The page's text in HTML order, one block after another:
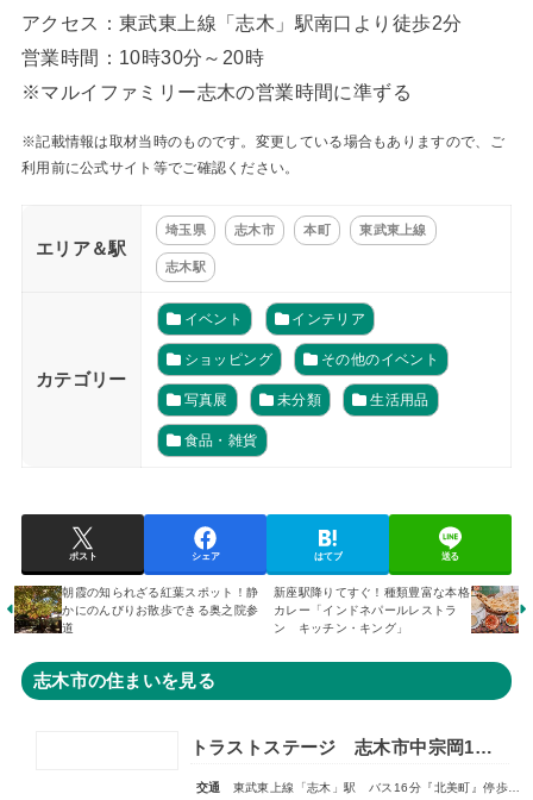
アクセス：東武東上線「志木」駅南口より徒歩2分
営業時間：10時30分～20時
※マルイファミリー志木の営業時間に準ずる
※記載情報は取材当時のものです。変更している場合もありますので、ご
利用前に公式サイト等でご確認ください。
エリア＆駅
埼玉県 志木市 本町 東武東上線
志木駅
カテゴリー
イベント インテリア
ショッピング その他のイベント
写真展 未分類 生活用品
食品・雑貨
ポスト シェア はてブ 送る
朝霞の知られざる紅葉スポット！静
かにのんびりお散歩できる奥之院参
道
新座駅降りてすぐ！種類豊富な本格
カレー「インドネパールレストラ
ン キッチン・キング」
志木市の住まいを見る
トラストステージ 志木市中宗岡1丁目15期 限定1区画◆販売開始◆
交通
東武東上線「志木」駅 バス16分『北美町』停歩5分